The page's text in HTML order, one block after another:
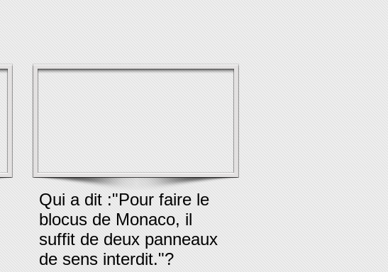
Qui a dit :"Pour faire le
blocus de Monaco, il
suffit de deux panneaux
de sens interdit."?